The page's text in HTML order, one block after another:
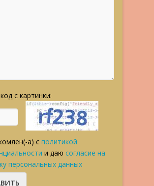
с картинки:
а) с политикой
и даю согласие на
персональных данных